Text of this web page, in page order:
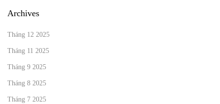
Archives
Tháng 12 2025
Tháng 11 2025
Tháng 9 2025
Tháng 8 2025
Tháng 7 2025